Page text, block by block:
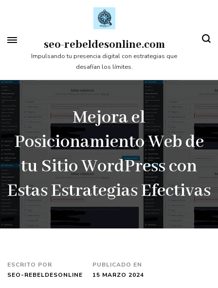
contenido
(presiona
tecla
Intro)
seo-rebeldesonline.com
Impulsando tu presencia digital con estrategias que
desafían los límites.
Mejora el
Posicionamiento Web de
tu Sitio WordPress con
Estas Estrategias Efectivas
ESCRITO POR
SEO-REBELDESONLINE
PUBLICADO EN
15 MARZO 2024